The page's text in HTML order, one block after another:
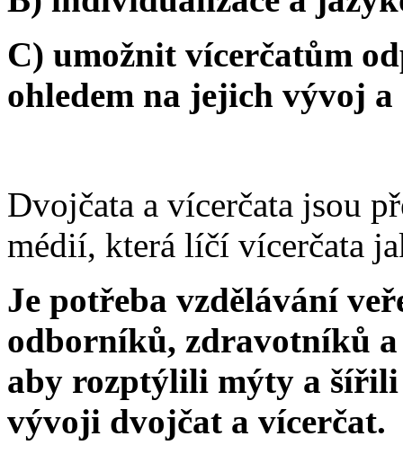
C) umožnit vícerčatům
ohledem na jejich vývoj
Dvojčata a vícerčata jsou
médií, která líčí vícerčata
Je potřeba vzdělávání
odborníků, zdravotníků
aby rozptýlili mýty a
vývoji dvojčat a vícerčat.